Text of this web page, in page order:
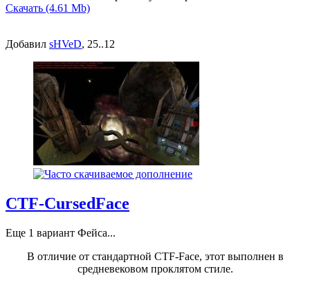
Скачать (4.61 Mb)
Добавил sHVeD, 25..12
CTF-CursedFace
Еще 1 вариант Фейса...
В отличие от стандартной CTF-Face, этот выполнен в
средневековом проклятом стиле.